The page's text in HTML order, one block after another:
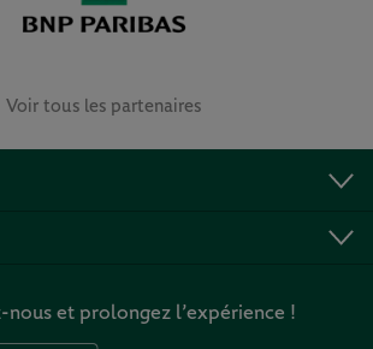
Voir tous les partenaires
nous et prolongez l’expérience !